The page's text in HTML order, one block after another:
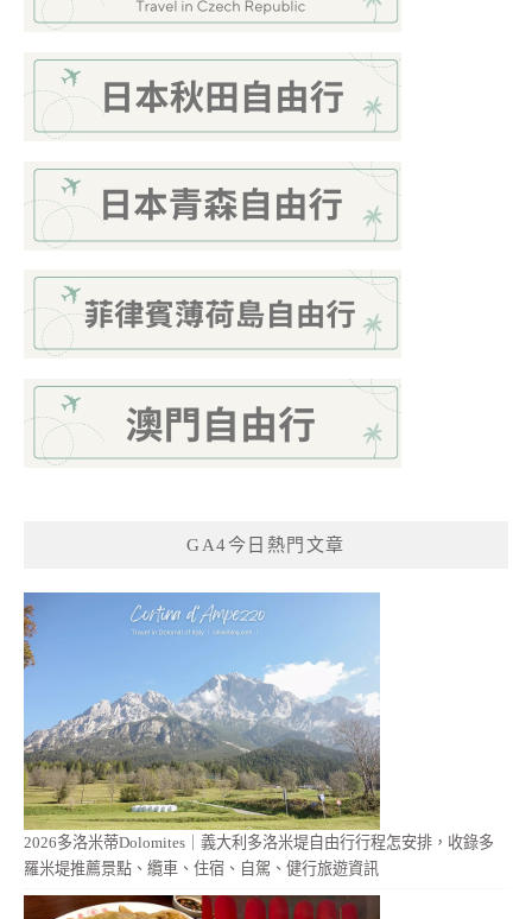
GA4今日熱門文章
2026多洛米蒂Dolomites｜義大利多洛米堤自由行行程怎安排，收錄多
羅米堤推薦景點、纜車、住宿、自駕、健行旅遊資訊